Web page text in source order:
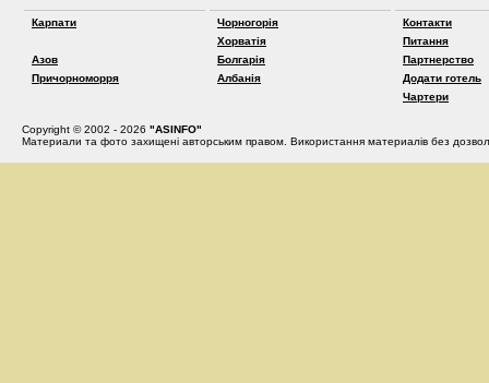
Карпати
Азов
Причорноморря
Чорногорія
Хорватія
Болгарія
Албанія
Контакти
Питання
Партнерство
Додати готель
Чартери
Copyright © 2002 - 2026 "ASINFO"
Материали та фото захищені авторським правом. Використання материалів без